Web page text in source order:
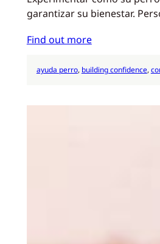
garantizar su bienestar.
Find out more
ayuda perro, building confidence,